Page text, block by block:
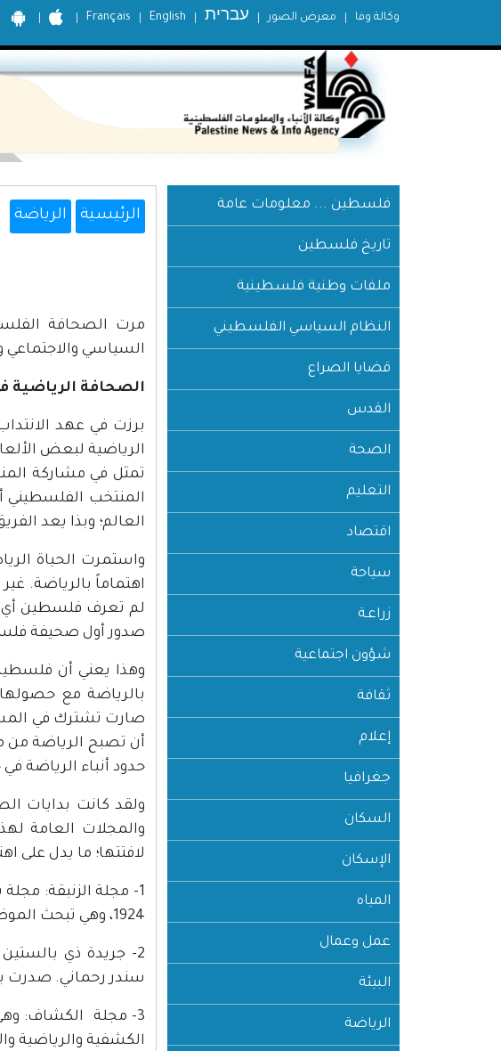
Français English עברית معرض الصور وكالة وفا
فلسطين ... معلومات عامة
تاريخ فلسطين
ملفات وطنية فلسطينية
النظام السياسي الفلسطيني
قضايا الصراع
القدس
الصحة
التعليم
اقتصاد
سياحة
زراعـة
شؤون اجتماعية
ثقافة
إعلام
جغرافيا
السكان
الإسكان
المياه
عمل وعمال
البيئة
الرياضة
الرئيسية الرياضة
مرت الصحافة
السياسي والاجتماعي
الصحافة الرياضية في
برزت في عهد
تمثل في مشاركة
المنتخب الفلسطيني
العالم؛ وبذا يعد
واستمرت الحياة
اهتماماً بالرياضة.
صدور أول صحيفة
وهذا يعني أن فلسطين
بالرياضة مع حصولها
أن تصبح الرياضة من
حدود أنباء الرياضة في
ولقد كانت بدايات
والمجلات العامة
لافتتها؛ ما يدل
1924، وهي تبحث الموضوعات الكشفية والرياضية، وهي تعد أول مطبوعة اهتمت بالشؤون الرياضية في فلسطين.
2- جريدة ذي
سندر رحماني. صدرت بمدينة حيفا في 20 من آذار 1934، وهي
الكشفية والرياضية